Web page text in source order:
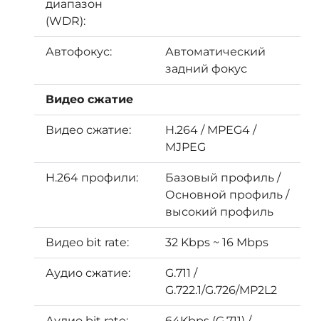
диапазон
(WDR):
Автофокус:
Автоматический
задний фокус
Видео сжатие
Видео сжатие:
H.264 / MPEG4 /
MJPEG
H.264 профили:
Базовый профиль /
Основной профиль /
высокий профиль
Видео bit rate: 32 Kbps ~ 16 Mbps
Аудио сжатие:
G.711 /
G.722.1/G.726/MP2L2